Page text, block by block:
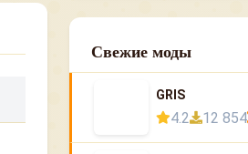
Свежие моды
GRIS
4.2 12 854